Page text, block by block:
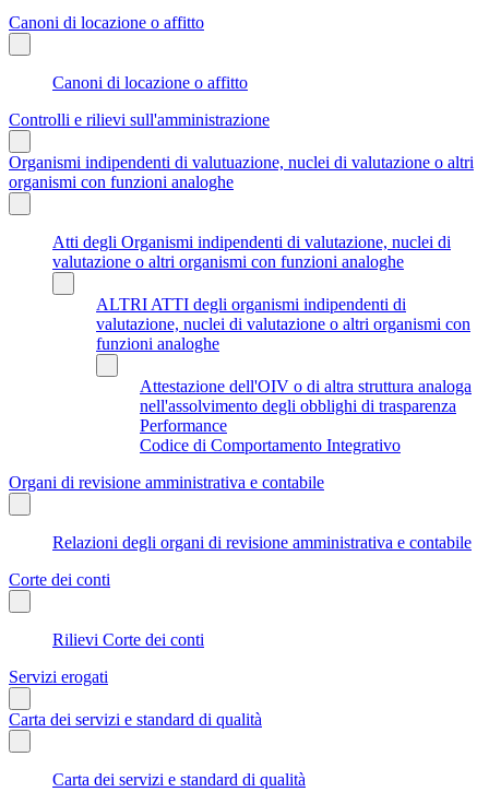
Canoni di locazione o affitto
Canoni di locazione o affitto
Controlli e rilievi sull'amministrazione
Organismi indipendenti di valutuazione, nuclei di valutazione o altri
organismi con funzioni analoghe
Atti degli Organismi indipendenti di valutazione, nuclei di
valutazione o altri organismi con funzioni analoghe
ALTRI ATTI degli organismi indipendenti di
valutazione, nuclei di valutazione o altri organismi con
funzioni analoghe
Attestazione dell'OIV o di altra struttura analoga
nell'assolvimento degli obblighi di trasparenza
Performance
Codice di Comportamento Integrativo
Organi di revisione amministrativa e contabile
Relazioni degli organi di revisione amministrativa e contabile
Corte dei conti
Rilievi Corte dei conti
Servizi erogati
Carta dei servizi e standard di qualità
Carta dei servizi e standard di qualità